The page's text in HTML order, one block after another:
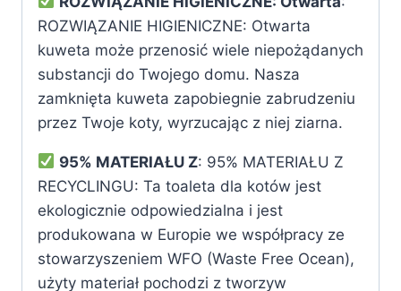
ROZWIĄZANIE HIGIENICZNE: Otwarta
kuweta może przenosić wiele niepożądanych
substancji do Twojego domu. Nasza
zamknięta kuweta zapobiegnie zabrudzeniu
przez Twoje koty, wyrzucając z niej ziarna.
95% MATERIAŁU Z: 95% MATERIAŁU Z
RECYCLINGU: Ta toaleta dla kotów jest
ekologicznie odpowiedzialna i jest
produkowana w Europie we współpracy ze
stowarzyszeniem WFO (Waste Free Ocean),
użyty materiał pochodzi z tworzyw